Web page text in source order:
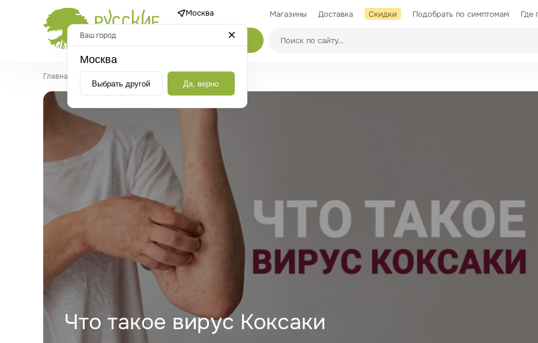
Москва Магазины Доставка Скидки Подобрать по симптомам Где
Производители
Каталог
Главная Что такое вирус Коксаки
Что такое вирус Коксаки
Ваш город
Москва
Выбрать другой Да, верно